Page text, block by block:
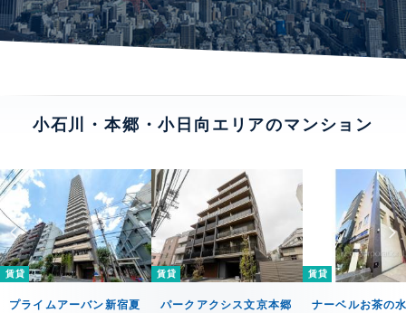
小石川・本郷・小日向エリアのマンション
賃貸
プライムアーバン新宿夏
賃貸
パークアクシス文京本郷
賃貸
ナーベルお茶の